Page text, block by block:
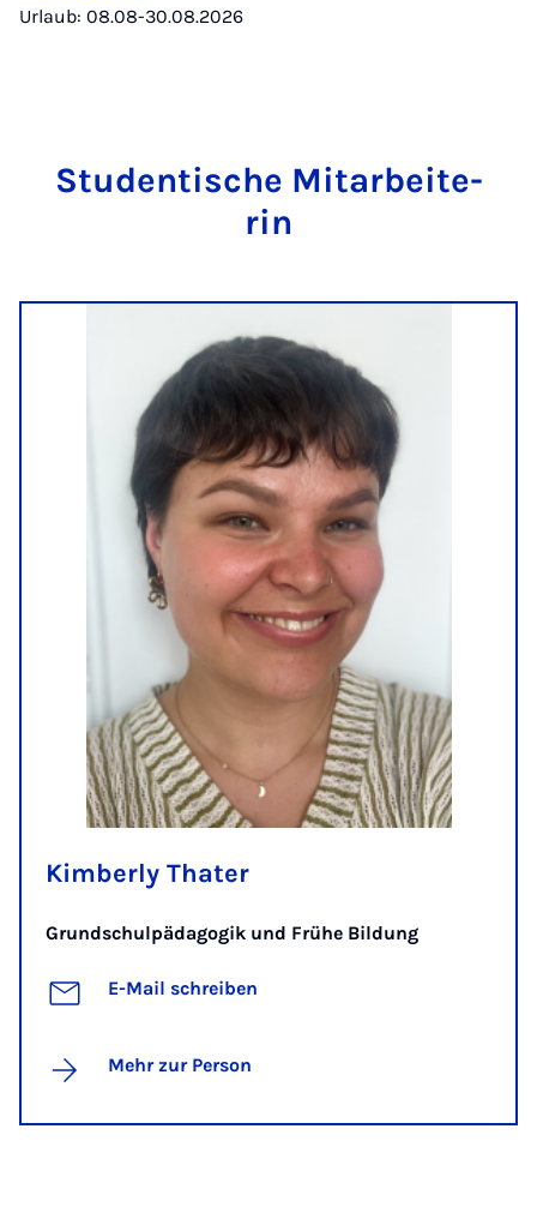
Urlaub: 08.08-30.08.2026
Stu­den­ti­sche Mit­a­r­bei­te­
rin
Kimberly Thater
Grundschulpädagogik und Frühe Bildung
E-Mail schreiben
Mehr zur Person